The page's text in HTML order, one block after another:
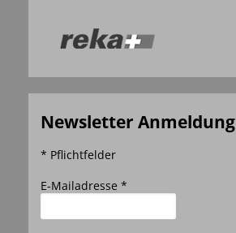
Newsletter Anmeldung
* Pflichtfelder
E-Mailadresse *